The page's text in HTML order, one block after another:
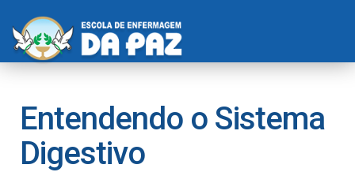
Entendendo o Sistema
Digestivo